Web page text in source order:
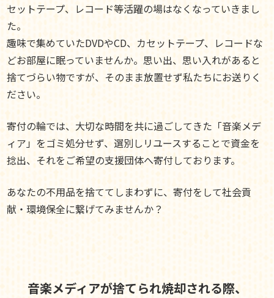
セットテープ、レコード等活躍の場はなくなっていきまし
た。
趣味で集めていたDVDやCD、カセットテープ、レコードな
どお部屋に眠っていませんか。思い出、思い入れがあると
捨てづらい物ですが、そのまま放置せず私たちにお送りく
ださい。
寄付の輪では、大切な時間を共に過ごしてきた「音楽メデ
ィア」をゴミ処分せず、選別しリユースすることで資金を
捻出、それをご希望の支援団体へ寄付しております。
あなたの不用品を捨ててしまわずに、寄付をして社会貢
献・環境保全に繋げてみませんか？
音楽メディアが捨てられ焼却される際、